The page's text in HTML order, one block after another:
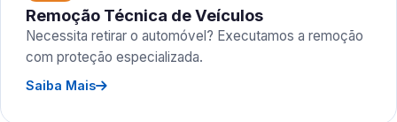
Remoção Técnica de Veículos
Necessita retirar o automóvel? Executamos a remoção
com proteção especializada.
Saiba Mais